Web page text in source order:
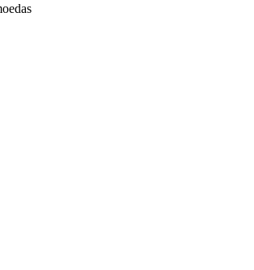
data, incluindo informações comerciais, etc.